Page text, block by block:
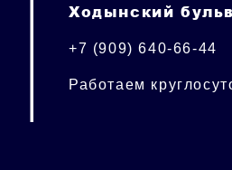
Ходынский
+7 (909) 640-66-44
Работаем